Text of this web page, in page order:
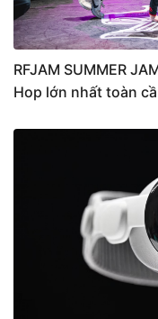
RFJAM SUMMER
Hop lớn nhất toàn